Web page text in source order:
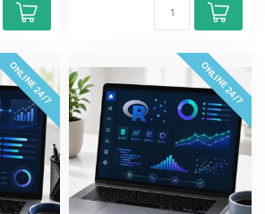
ONLINE 24/7 ONLINE 24/7